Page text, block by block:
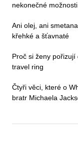
nekonečné
Ani olej, ani
křehké a šťavnaté
Proč si ženy
travel ring
Čtyři věci, které o
bratr Michaela